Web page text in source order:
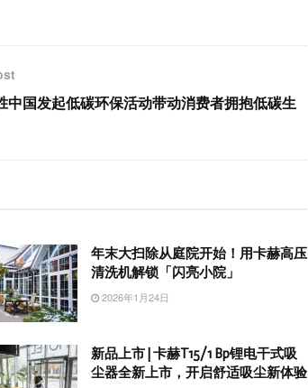
中国发起低碳环保活动带动消费者拥抱低碳生
年末大扫除从庭院开始！用卡赫高压
清洗机解锁「闪亮小院」
2026年1月24日
新品上市 | 卡赫T15/1 Bp锂电干式吸
尘器全新上市，开启舒适吸尘新体验